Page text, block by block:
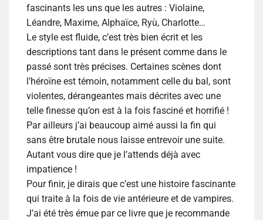
fascinants les uns que les autres : Violaine,
Léandre, Maxime, Alphaïce, Ryù, Charlotte…
Le style est fluide, c’est très bien écrit et les
descriptions tant dans le présent comme dans le
passé sont très précises. Certaines scènes dont
l’héroïne est témoin, notamment celle du bal, sont
violentes, dérangeantes mais décrites avec une
telle finesse qu’on est à la fois fasciné et horrifié !
Par ailleurs j’ai beaucoup aimé aussi la fin qui
sans être brutale nous laisse entrevoir une suite.
Autant vous dire que je l’attends déjà avec
impatience !
Pour finir, je dirais que c’est une histoire fascinante
qui traite à la fois de vie antérieure et de vampires.
J’ai été très émue par ce livre que je recommande